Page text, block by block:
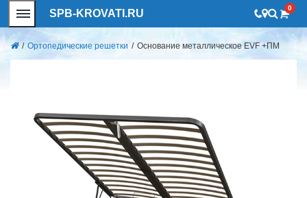
SPB-KROVATI.RU 0
/ Ортопедические решетки / Основание металлическое EVF +ПМ